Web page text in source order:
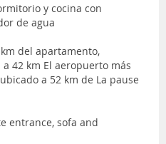
y cocina con
de agua
del apartamento,
42 km El aeropuerto más
a 52 km de La pause
entrance, sofa and